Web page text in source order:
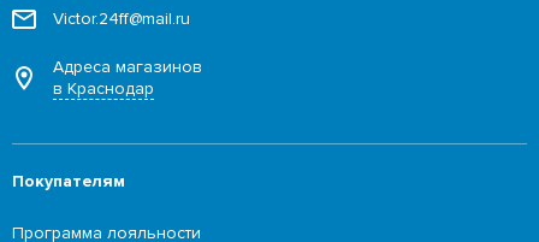
Victor.24ff@mail.ru
Адреса магазинов
в Краснодар
Покупателям
Программа лояльности